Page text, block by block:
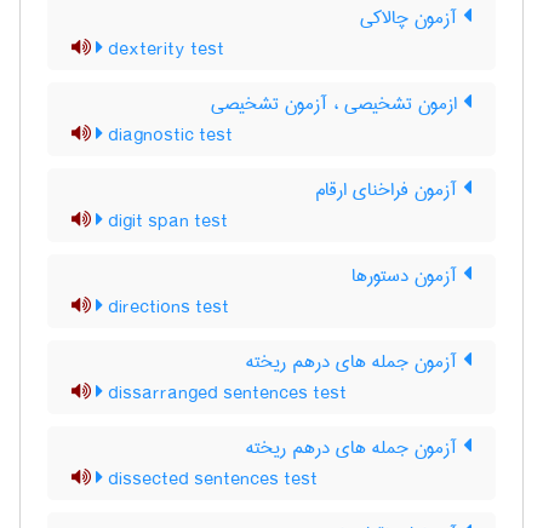
آزمون چالاکی
dexterity test
ازمون تشخیصی ، آزمون تشخیصی
diagnostic test
آزمون فراخنای ارقام
digit span test
آزمون دستورها
directions test
آزمون جمله های درهم ریخته
dissarranged sentences test
آزمون جمله های درهم ریخته
dissected sentences test